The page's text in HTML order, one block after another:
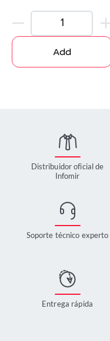
Add
Distribuidor oficial de
Infomir
Soporte técnico experto
Entrega rápida